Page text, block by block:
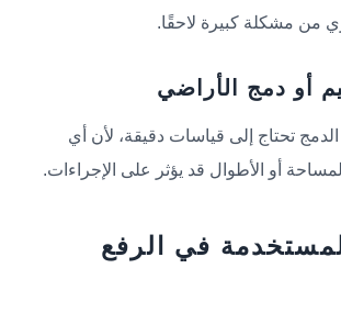
من مشكلة كبيرة لاحقًا.
تحتاج إلى قياسات دقيقة، لأن أي
أو الأطوال قد يؤثر على الإجراءات.
في الرفع